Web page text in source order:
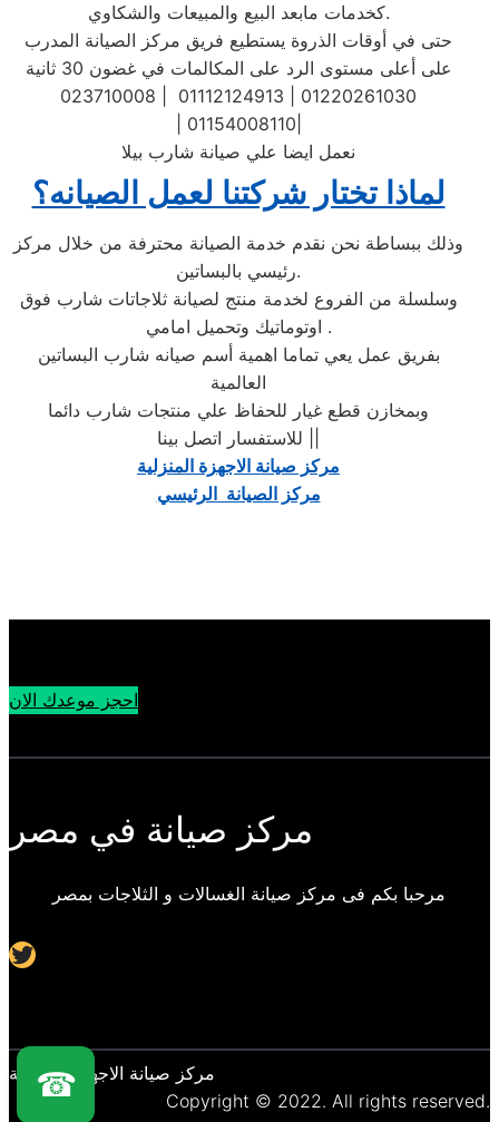
كخدمات مابعد البيع والمبيعات والشكاوي.
حتى في أوقات الذروة يستطيع فريق مركز الصيانة المدرب
على أعلى مستوى الرد على المكالمات في غضون 30 ثانية
023710008 | 01112124913 | 01220261030
| 01154008110|
نعمل ايضا علي صيانة شارب بيلا
لماذا تختار شركتنا لعمل الصيانه؟
وذلك ببساطة نحن نقدم خدمة الصيانة محترفة من خلال مركز
رئيسي بالبساتين.
وسلسلة من الفروع لخدمة منتج لصيانة ثلاجاتات شارب فوق
اوتوماتيك وتحميل امامي .
بفريق عمل يعي تماما اهمية أسم صيانه شارب البساتين
العالمية
وبمخازن قطع غيار للحفاظ علي منتجات شارب دائما
مركز صيانة الاجهزة المنزلية
مركز الصيانة الرئيسي
احجز موعدك الان
مركز صيانة في مصر
مرحبا بكم فى مركز صيانة الغسالات و الثلاجات بمصر
Twitter
مركز صيانة الاجهزة المنزلية
Copyright © 2022. All rights reserved.
☎